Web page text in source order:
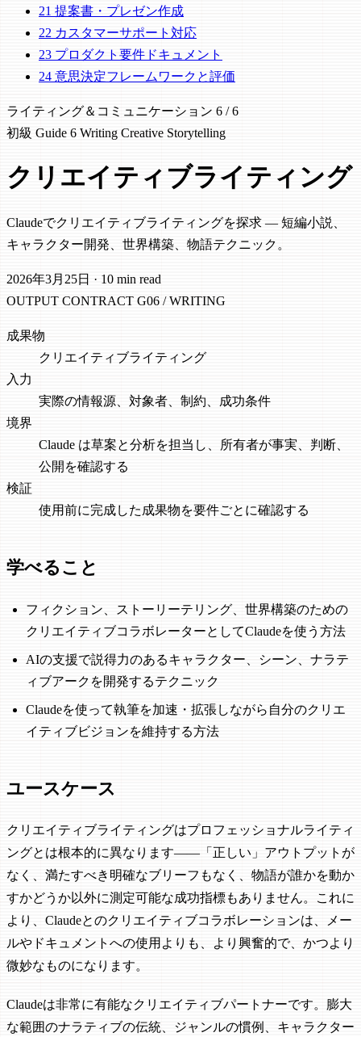
21 提案書・プレゼン作成
22 カスタマーサポート対応
23 プロダクト要件ドキュメント
24 意思決定フレームワークと評価
ライティング＆コミュニケーション 6 / 6
初級 Guide 6 Writing Creative Storytelling
クリエイティブライティング
Claudeでクリエイティブライティングを探求 — 短編小説、
キャラクター開発、世界構築、物語テクニック。
2026年3月25日 · 10 min read
OUTPUT CONTRACT G06 / WRITING
成果物
クリエイティブライティング
入力
実際の情報源、対象者、制約、成功条件
境界
Claude は草案と分析を担当し、所有者が事実、判断、
公開を確認する
検証
使用前に完成した成果物を要件ごとに確認する
学べること
フィクション、ストーリーテリング、世界構築のための
クリエイティブコラボレーターとしてClaudeを使う方法
AIの支援で説得力のあるキャラクター、シーン、ナラテ
ィブアークを開発するテクニック
Claudeを使って執筆を加速・拡張しながら自分のクリエ
イティブビジョンを維持する方法
ユースケース
クリエイティブライティングはプロフェッショナルライティ
ングとは根本的に異なります——「正しい」アウトプットが
なく、満たすべき明確なブリーフもなく、物語が誰かを動か
すかどうか以外に測定可能な成功指標もありません。これに
より、Claudeとのクリエイティブコラボレーションは、メー
ルやドキュメントへの使用よりも、より興奮的で、かつより
微妙なものになります。
Claudeは非常に有能なクリエイティブパートナーです。膨大
な範囲のナラティブの伝統、ジャンルの慣例、キャラクター